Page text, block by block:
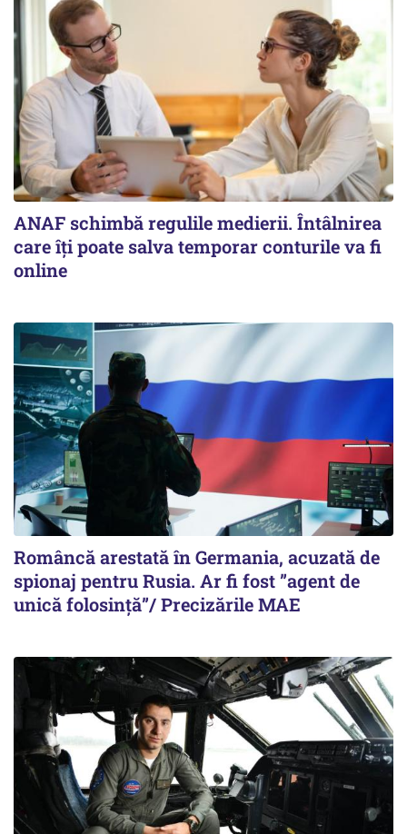
ANAF schimbă regulile medierii. Întâlnirea
care îți poate salva temporar conturile va fi
online
Româncă arestată în Germania, acuzată de
spionaj pentru Rusia. Ar fi fost ”agent de
unică folosință”/ Precizările MAE